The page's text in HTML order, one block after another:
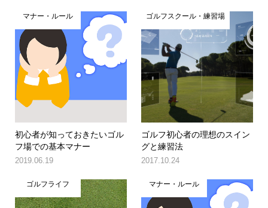
マナー・ルール
初心者が知っておきたいゴル
フ場での基本マナー
2019.06.19
ゴルフスクール・練習場
ゴルフ初心者の理想のスイン
グと練習法
2017.10.24
ゴルフライフ マナー・ルール